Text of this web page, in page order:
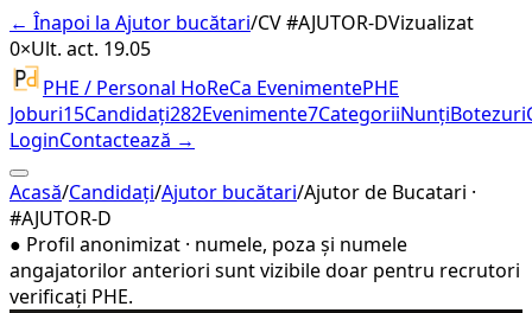
← Înapoi la Ajutor bucătari/CV #AJUTOR-DVizualizat
0×Ult. act. 19.05
PHE / Personal HoReCa EvenimentePHE
Joburi15Candidați282Evenimente7CategoriiNunțiBotezuri
LoginContactează →
Acasă/Candidați/Ajutor bucătari/Ajutor de Bucatari ·
#AJUTOR-D
● Profil anonimizat · numele, poza și numele
angajatorilor anteriori sunt vizibile doar pentru recrutori
verificați PHE.